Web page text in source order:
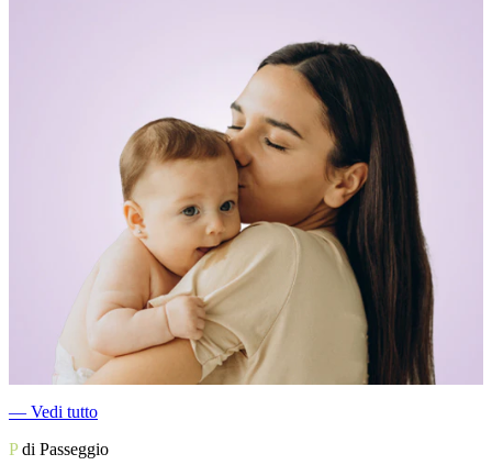
― Vedi tutto
Pdi Passeggio